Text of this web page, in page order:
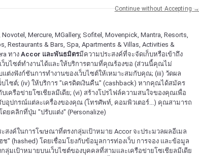
Mercure, MGallery, Sofitel, Movenpick, Mantra, Resorts,
Restaurants & Bars, Spa, Apartments & Villas, Activities &
ทาง Accor และพันธมิตรมีความประสงค์ที่จะจัดเก็บหรือเข้าถึง
บไซต์ทำงานได้และให้บริการตามที่คุณร้องขอ (ส่วนนี้คุณไม่
แต่งฟังก์ชันการทำงานของเว็บไซต์ให้เหมาะสมกับคุณ; (iii) วัดผล
ไซต์; (iv) ให้บริการ "เครดิตเงินคืน" (cashback) หากคุณได้สมัคร
ครือข่ายโซเชียลมีเดีย; (vi) สร้างโปรไฟล์ความสนใจของคุณเพื่อ
อุปกรณ์แต่ละเครื่องของคุณ (โทรศัพท์, คอมพิวเตอร์...) คุณสามารถ
ยคลิกที่ปุ่ม "ปรับแต่ง" (Personalize)
งค์ในการโฆษณาที่ตรงกลุ่มเป้าหมาย Accor จะประมวลผลอีเมล
(hashed) โดยเชื่อมโยงกับข้อมูลการท่องเว็บ การจอง และข้อมูล
มเป้าหมายบนเว็บไซต์ของบุคคลที่สามและเครือข่ายโซเชียลมีเดีย
Continue without Accepting →